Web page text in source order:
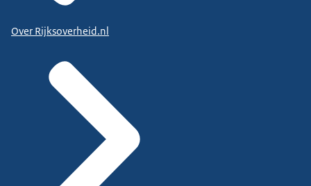
Over Rijksoverheid.nl